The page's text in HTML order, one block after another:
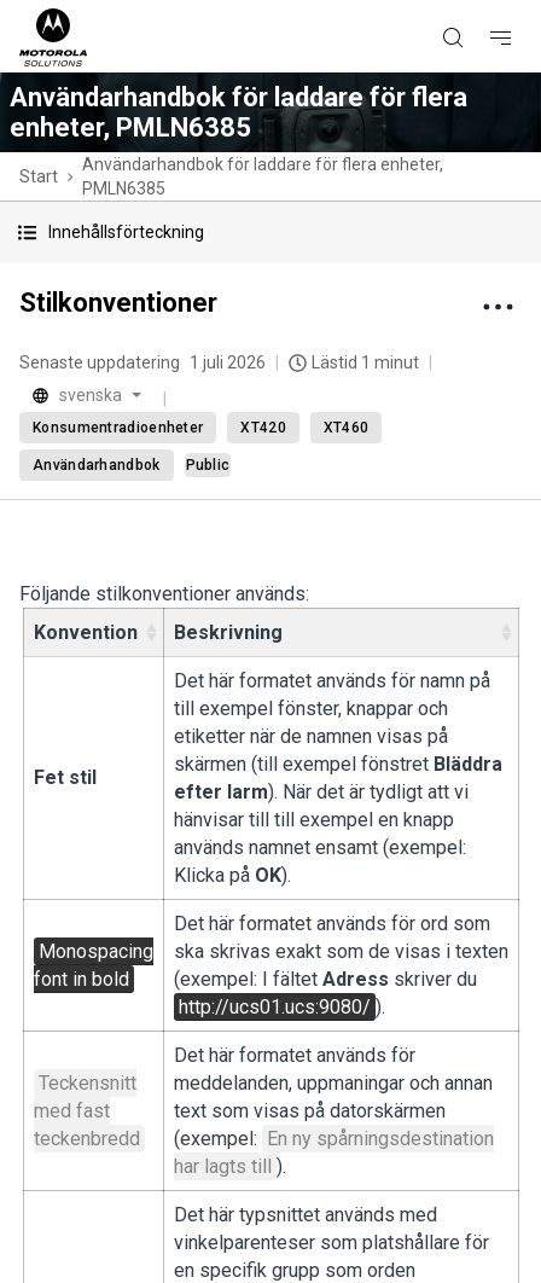
Användarhandbok för laddare för flera
enheter, PMLN6385
Start
Användarhandbok för laddare för flera enheter,
PMLN6385
Innehållsförteckning
Stilkonventioner
Senaste uppdatering 1 juli 2026
Lästid 1 minut
svenska
Konsumentradioenheter XT420 XT460
Användarhandbok Public
Följande stilkonventioner används:
Konvention
Beskrivning
Fet stil
Det här formatet används för namn på
till exempel fönster, knappar och
etiketter när de namnen visas på
skärmen (till exempel fönstret Bläddra
efter larm). När det är tydligt att vi
hänvisar till till exempel en knapp
används namnet ensamt (exempel:
Klicka på OK).
Monospacing
font in bold
Det här formatet används för ord som
ska skrivas exakt som de visas i texten
(exempel: I fältet Adress skriver du
http://ucs01.ucs:9080/ ).
Teckensnitt
med fast
teckenbredd
Det här formatet används för
meddelanden, uppmaningar och annan
text som visas på datorskärmen
(exempel: En ny spårningsdestination
har lagts till ).
Det här typsnittet används med
vinkelparenteser som platshållare för
en specifik grupp som orden